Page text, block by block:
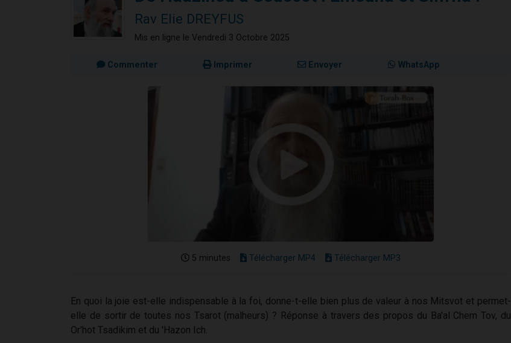
Rav Elie DREYFUS
Mis en ligne le Vendredi 3 Octobre 2025
Commenter Imprimer Envoyer WhatsApp
5 minutes Télécharger MP4 Télécharger MP3
En quoi la joie est-elle indispensable à la foi, donne-t-elle bien plus de valeur à nos Mitsvot et permet-
elle de sortir de toutes nos Tsarot (malheurs) ? Réponse à travers des propos du Ba'al Chem Tov, du
Or'hot Tsadikim et du 'Hazon Ich.